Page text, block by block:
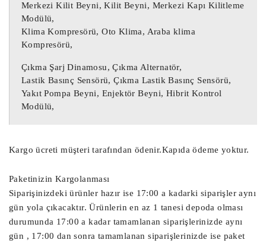
Radar Beyni, Çarpışma Önleyici Radar
Sensör Beyni,
Start Stop Beyni, Akü Start Stop Beyni,
Sanruf Motoru, Sanruf Beyni, Açılır
Tavan Motoru,
Debriyaj Aksiyoneri, Vites Robotu, Vites
Far Beyni, Led Far Beyni, Led Beyni,
Beyni, Ön Sam Beyni,
EPC Beyni, Çıkma EPC Beyni, Çıkma EPC,
Çıkma BSM Sigorta Kutusu, BSM Beyni,
Merkezi Kilit Beyni, Kilit Beyni, Merkezi Kapı Kilitleme
Modülü,
Klima Kompresörü, Oto Klima, Araba klima
Kompresörü,
Çıkma Şarj Dinamosu, Çıkma Alternatör,
Lastik Basınç Sensörü, Çıkma Lastik Basınç Sensörü,
Yakıt Pompa Beyni, Enjektör Beyni, Hibrit Kontrol
Modülü,
Kargo ücreti müşteri tarafından ödenir.Kapıda ödeme yoktur.
Paketinizin Kargolanması
Siparişinizdeki ürünler hazır ise 17:00 a kadarki siparişler aynı
gün yola çıkacaktır. Ürünlerin en az 1 tanesi depoda olması
durumunda 17:00 a kadar tamamlanan siparişlerinizde aynı
gün , 17:00 dan sonra tamamlanan siparişlerinizde ise paket